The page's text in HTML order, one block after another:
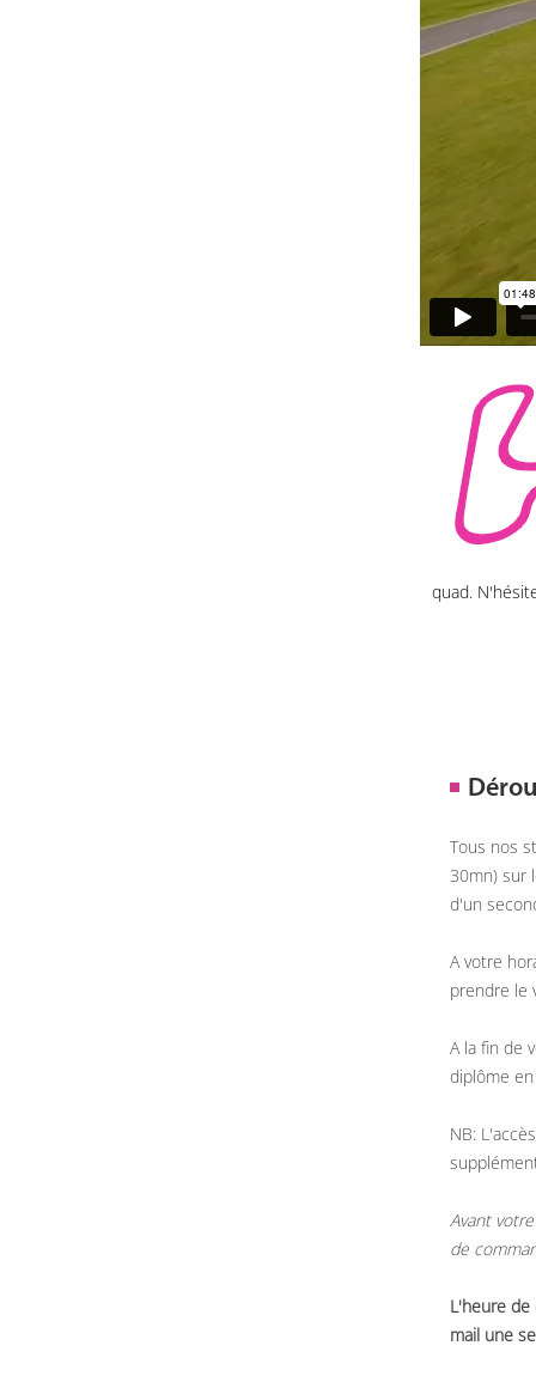
Tous nos
30mn) sur
d'un
A votre
prendre le
A la fin de
diplôme
NB:
Avant
de
L'heure de
mail une
quad.